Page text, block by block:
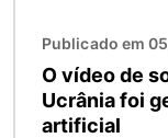
Publicado em
O vídeo de
Ucrânia foi
artificial